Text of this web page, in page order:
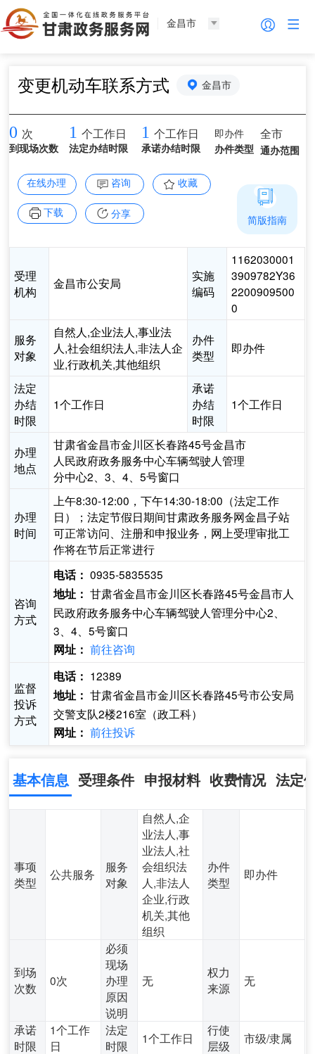
金昌市
变更机动车联系方式 金昌市
0 次
到现场次数
1 个工作日
法定办结时限
1 个工作日
承诺办结时限
即办件
办件类型
全市
通办范围
在线办理 咨询 收藏
下载 分享
受理
机构
金昌市公安局
实施
编码
1162030001
3909782Y36
2200909500
0
服务
对象
自然人,企业法人,事业法
人,社会组织法人,非法人企
业,行政机关,其他组织
办件
类型
即办件
法定
办结
时限
1个工作日
承诺
办结
时限
1个工作日
办理
地点
甘肃省金昌市金川区长春路45号金昌市
人民政府政务服务中心车辆驾驶人管理
分中心2、3、4、5号窗口
办理
时间
上午8:30-12:00，下午14:30-18:00（法定工作
日）；法定节假日期间甘肃政务服务网金昌子站
可正常访问、注册和申报业务，网上受理审批工
作将在节后正常进行
咨询
方式
电话： 0935-5835535
地址： 甘肃省金昌市金川区长春路45号金昌市人
民政府政务服务中心车辆驾驶人管理分中心2、
3、4、5号窗口
网址： 前往咨询
监督
投诉
方式
电话： 12389
地址： 甘肃省金昌市金川区长春路45号市公安局
交警支队2楼216室（政工科）
网址： 前往投诉
简版指南
基本信息 受理条件 申报材料 收费情况 法定
事项
类型
公共服务
服务
对象
自然人,企
业法人,事
业法人,社
会组织法
人,非法人
企业,行政
机关,其他
组织
办件
类型
即办件
到场
次数
0次
必须
现场
办理
原因
说明
无
权力
来源
无
承诺
时限
1个工作
日
法定
时限
1个工作日
行使
层级
市级/隶属